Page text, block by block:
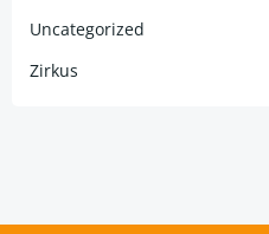
Uncategorized
Zirkus